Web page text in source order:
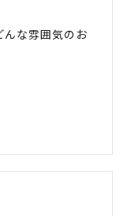
んな雰囲気のお